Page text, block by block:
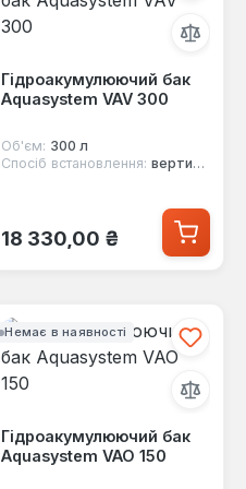
Гідроакумулюючий бак
Aquasystem VAV 300
Об'єм: 300 л
Спосіб встановлення: вертикальний
Звичайна ціна:
18 330,00 ₴
Немає в наявності
Гідроакумулюючий бак
Aquasystem VAO 150